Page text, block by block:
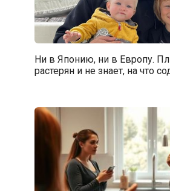
Ни в Японию, ни в Европу.
растерян и не знает, на что